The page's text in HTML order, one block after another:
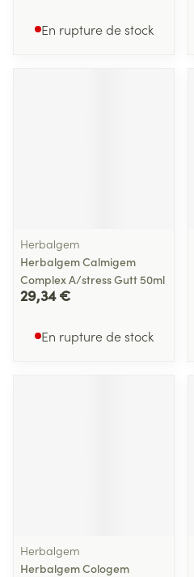
En rupture de stock
Herbalgem
Herbalgem Calmigem
Complex A/stress Gutt 50ml
29,34 €
En rupture de stock
Herbalgem
Herbalgem Cologem